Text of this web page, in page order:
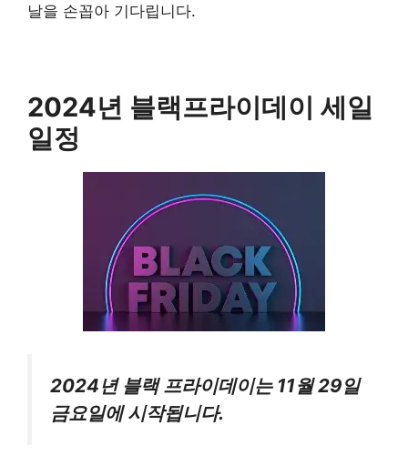
날을 손꼽아 기다립니다.
2024년 블랙프라이데이 세일
일정
2024년 블랙 프라이데이는 11월 29일
금요일에 시작됩니다.